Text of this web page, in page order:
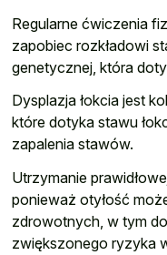
Regularne ćwiczenia
zapobiec rozkładowi
genetycznej, która
Dysplazja łokcia jest
które dotyka stawu
zapalenia stawów.
Utrzymanie
ponieważ otyłość
zdrowotnych, w tym
zwiększonego ryzyka